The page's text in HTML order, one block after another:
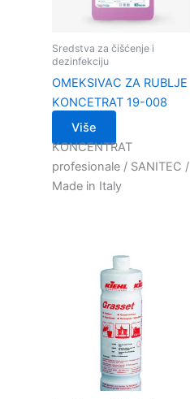
Sredstva za čišćenje i
dezinfekciju
OMEKSIVAC ZA RUBLJE
KONCETRAT 19-008
Više
KONCENTRAT
profesionale / SANITEC /
Made in Italy